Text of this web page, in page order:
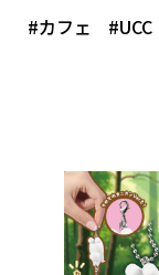
#カフェ #UCC